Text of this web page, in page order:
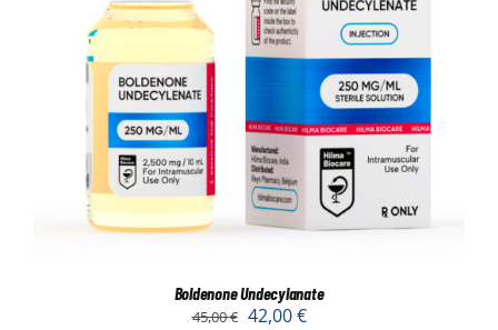
Boldenone Undecylanate
45,00€ 42,00€